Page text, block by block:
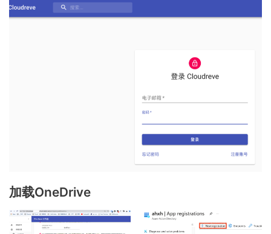
加载OneDrive